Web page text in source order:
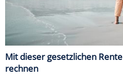
Mit dieser gesetzlichen
rechnen